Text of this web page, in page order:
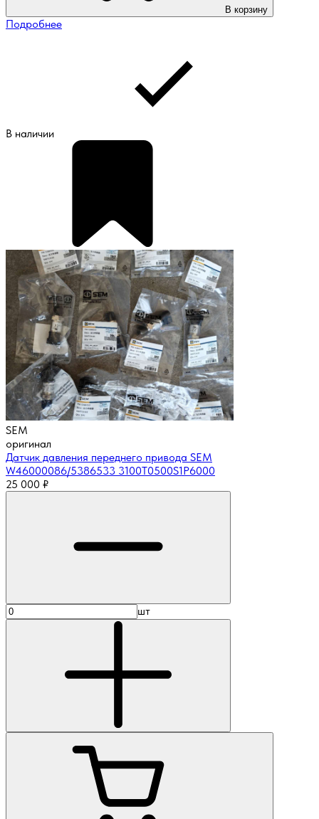
В корзину
Подробнее
В наличии
SEM
оригинал
Датчик давления переднего привода SEM
W46000086/5386533 3100T0500S1P6000
25 000 ₽
шт